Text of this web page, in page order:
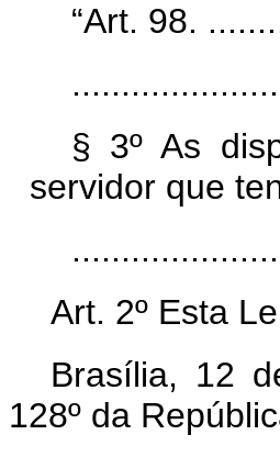
“Art. 98.
§ 3º As
servidor que
Art. 2º Esta
Brasília, 12
128º da